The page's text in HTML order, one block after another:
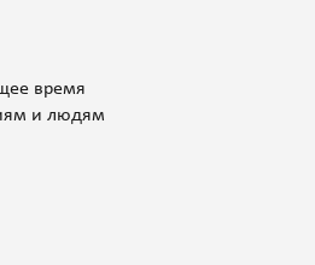
время
и людям